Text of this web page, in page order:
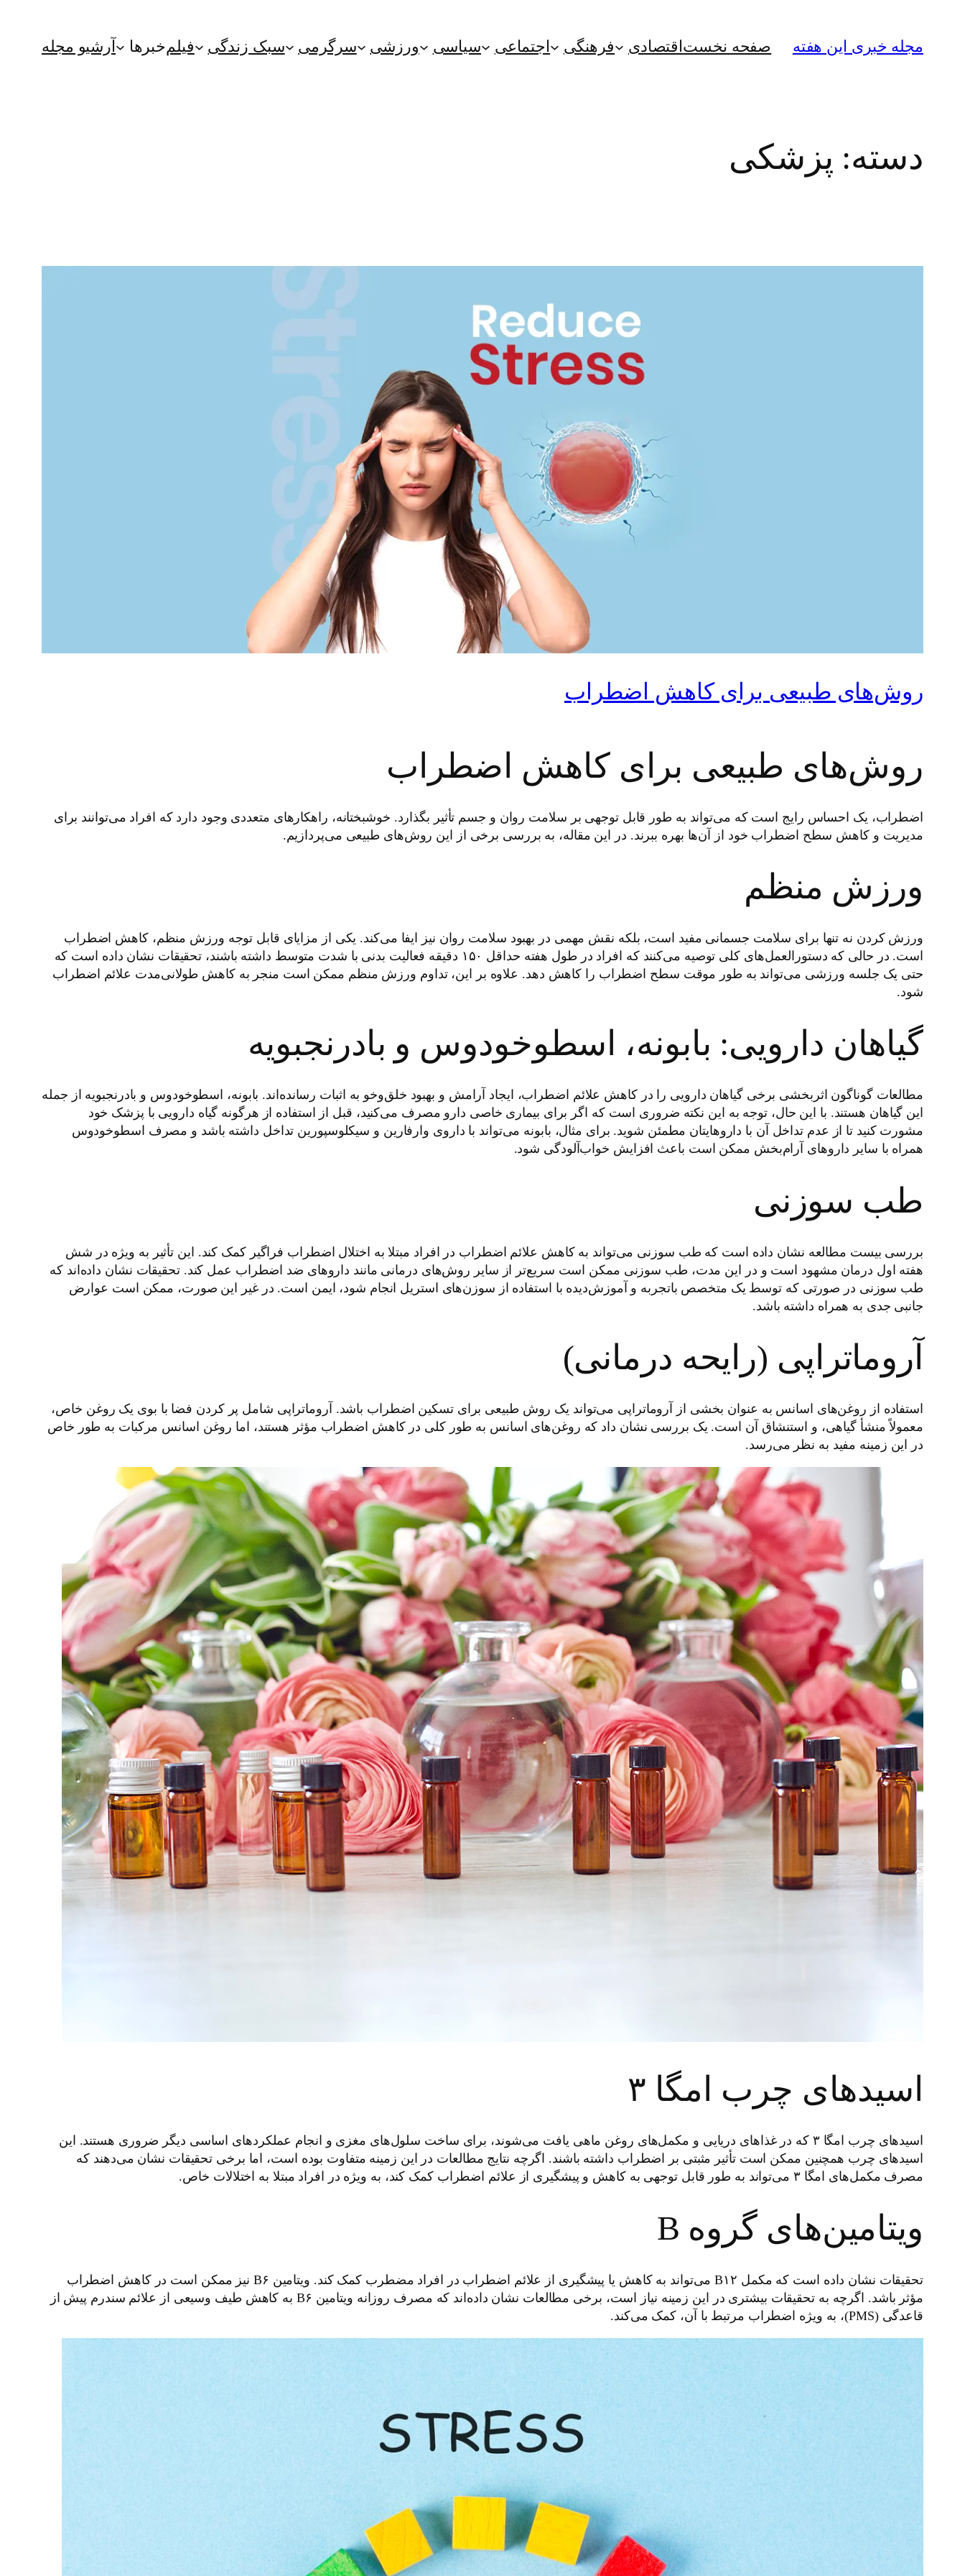
مجله خبری این هفته صفحه نخستاقتصادی فرهنگی اجتماعی سیاسی ورزشی سرگرمی سبک زندگی فیلمخبرها آرشیو مجله
دسته: پزشکی
روش‌های طبیعی برای کاهش اضطراب
روش‌های طبیعی برای کاهش اضطراب
اضطراب، یک احساس رایج است که می‌تواند به طور قابل توجهی بر سلامت روان و جسم تأثیر بگذارد. خوشبختانه، راهکارهای متعددی وجود دارد که افراد می‌توانند برای
مدیریت و کاهش سطح اضطراب خود از آن‌ها بهره ببرند. در این مقاله، به بررسی برخی از این روش‌های طبیعی می‌پردازیم.
ورزش منظم
ورزش کردن نه تنها برای سلامت جسمانی مفید است، بلکه نقش مهمی در بهبود سلامت روان نیز ایفا می‌کند. یکی از مزایای قابل توجه ورزش منظم، کاهش اضطراب
است. در حالی که دستورالعمل‌های کلی توصیه می‌کنند که افراد در طول هفته حداقل ۱۵۰ دقیقه فعالیت بدنی با شدت متوسط داشته باشند، تحقیقات نشان داده است که
حتی یک جلسه ورزشی می‌تواند به طور موقت سطح اضطراب را کاهش دهد. علاوه بر این، تداوم ورزش منظم ممکن است منجر به کاهش طولانی‌مدت علائم اضطراب
شود.
گیاهان دارویی: بابونه، اسطوخودوس و بادرنجبویه
مطالعات گوناگون اثربخشی برخی گیاهان دارویی را در کاهش علائم اضطراب، ایجاد آرامش و بهبود خلق‌وخو به اثبات رسانده‌اند. بابونه، اسطوخودوس و بادرنجبویه از جمله
این گیاهان هستند. با این حال، توجه به این نکته ضروری است که اگر برای بیماری خاصی دارو مصرف می‌کنید، قبل از استفاده از هرگونه گیاه دارویی با پزشک خود
مشورت کنید تا از عدم تداخل آن با داروهایتان مطمئن شوید. برای مثال، بابونه می‌تواند با داروی وارفارین و سیکلوسپورین تداخل داشته باشد و مصرف اسطوخودوس
همراه با سایر داروهای آرام‌بخش ممکن است باعث افزایش خواب‌آلودگی شود.
طب سوزنی
بررسی بیست مطالعه نشان داده است که طب سوزنی می‌تواند به کاهش علائم اضطراب در افراد مبتلا به اختلال اضطراب فراگیر کمک کند. این تأثیر به ویژه در شش
هفته اول درمان مشهود است و در این مدت، طب سوزنی ممکن است سریع‌تر از سایر روش‌های درمانی مانند داروهای ضد اضطراب عمل کند. تحقیقات نشان داده‌اند که
طب سوزنی در صورتی که توسط یک متخصص باتجربه و آموزش‌دیده با استفاده از سوزن‌های استریل انجام شود، ایمن است. در غیر این صورت، ممکن است عوارض
جانبی جدی به همراه داشته باشد.
آروماتراپی (رایحه درمانی)
استفاده از روغن‌های اسانس به عنوان بخشی از آروماتراپی می‌تواند یک روش طبیعی برای تسکین اضطراب باشد. آروماتراپی شامل پر کردن فضا با بوی یک روغن خاص،
معمولاً منشأ گیاهی، و استنشاق آن است. یک بررسی نشان داد که روغن‌های اسانس به طور کلی در کاهش اضطراب مؤثر هستند، اما روغن اسانس مرکبات به طور خاص
در این زمینه مفید به نظر می‌رسد.
اسیدهای چرب امگا ۳
اسیدهای چرب امگا ۳ که در غذاهای دریایی و مکمل‌های روغن ماهی یافت می‌شوند، برای ساخت سلول‌های مغزی و انجام عملکردهای اساسی دیگر ضروری هستند. این
اسیدهای چرب همچنین ممکن است تأثیر مثبتی بر اضطراب داشته باشند. اگرچه نتایج مطالعات در این زمینه متفاوت بوده است، اما برخی تحقیقات نشان می‌دهند که
مصرف مکمل‌های امگا ۳ می‌تواند به طور قابل توجهی به کاهش و پیشگیری از علائم اضطراب کمک کند، به ویژه در افراد مبتلا به اختلالات خاص.
ویتامین‌های گروه B
تحقیقات نشان داده است که مکمل B۱۲ می‌تواند به کاهش یا پیشگیری از علائم اضطراب در افراد مضطرب کمک کند. ویتامین B۶ نیز ممکن است در کاهش اضطراب
مؤثر باشد. اگرچه به تحقیقات بیشتری در این زمینه نیاز است، برخی مطالعات نشان داده‌اند که مصرف روزانه ویتامین B۶ به کاهش طیف وسیعی از علائم سندرم پیش از
قاعدگی (PMS)، به ویژه اضطراب مرتبط با آن، کمک می‌کند.